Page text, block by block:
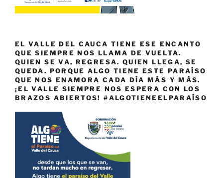
EL VALLE DEL CAUCA TIENE ESE ENCANTO
QUE SIEMPRE NOS LLAMA DE VUELTA.
QUIEN SE VA, REGRESA. QUIEN LLEGA, SE
QUEDA. PORQUE ALGO TIENE ESTE PARAÍSO
QUE NOS ENAMORA CADA DÍA MÁS Y MÁS.
¡EL VALLE SIEMPRE NOS ESPERA CON LOS
BRAZOS ABIERTOS! #ALGOTIENEELPARAÍSO